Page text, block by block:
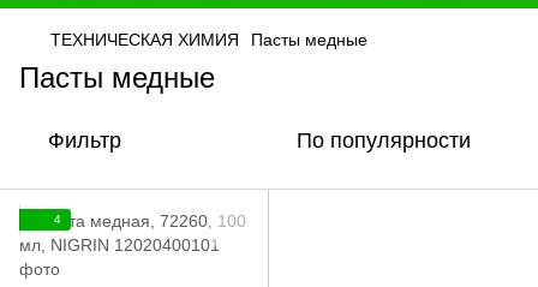
ТЕХНИЧЕСКАЯ ХИМИЯ Пасты медные
Пасты медные
Фильтр По популярности
4